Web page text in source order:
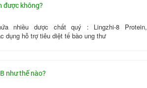
được không?
nhiều dược chất quý : Lingzhi-8 Protein,
dụng hỗ trợ tiêu diệt tế bào ung thư
như thế nào?